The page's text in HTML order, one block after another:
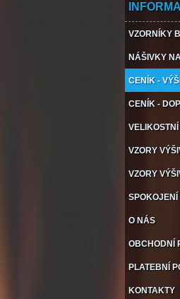
VZORNÍKY
NÁŠIVKY
CENÍK -
CENÍK -
VZORY
VZORY
SPOKOJENÍ
O NÁS
OBCHODNÍ
PLATEBNÍ
KONTAKTY